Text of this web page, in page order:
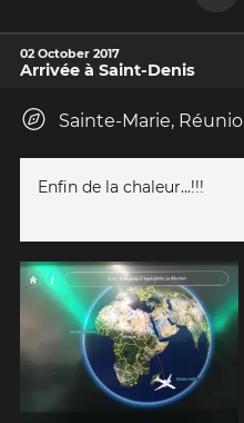
02 October 2017
Arrivée à Saint-Denis
Sainte-Marie,
Enfin de la chaleur...!!!